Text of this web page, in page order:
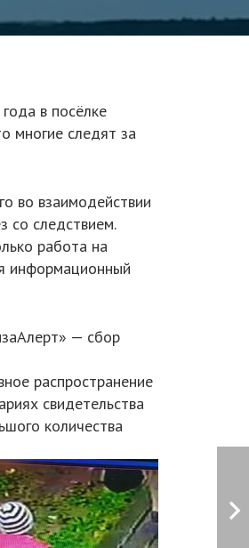
в посёлке
многие следят за
во взаимодействии
со следствием.
работа на
информационный
— сбор
распространение
свидетельства
количества